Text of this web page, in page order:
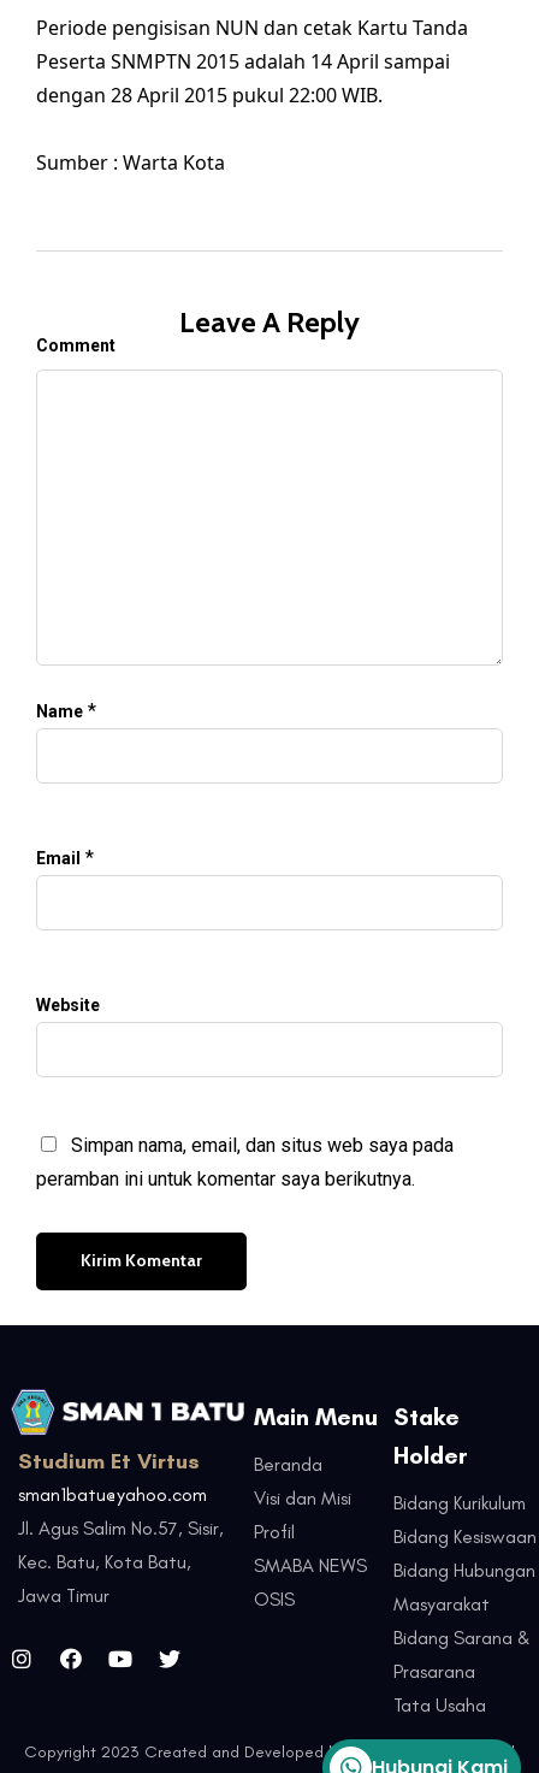
Periode pengisisan NUN dan cetak Kartu Tanda
Peserta SNMPTN 2015 adalah 14 April sampai
dengan 28 April 2015 pukul 22:00 WIB.
Sumber : Warta Kota
Leave A Reply
Comment
Name *
Email *
Website
Simpan nama, email, dan situs web saya pada
peramban ini untuk komentar saya berikutnya.
Studium Et Virtus
sman1batu@yahoo.com
Jl. Agus Salim No.57, Sisir,
Kec. Batu, Kota Batu,
Jawa Timur
Main Menu
Beranda
Visi dan Misi
Profil
SMABA NEWS
OSIS
Stake
Holder
Bidang Kurikulum
Bidang Kesiswaan
Bidang Hubungan
Masyarakat
Bidang Sarana &
Prasarana
Tata Usaha
Copyright 2023 Created and Developed byTIM IT SMAN 1 Batu. All
Hubungi Kami